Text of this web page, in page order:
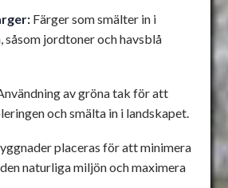
Färger som smälter in i
såsom jordtoner och havsblå
av gröna tak för att
och smälta in i landskapet.
placeras för att minimera
naturliga miljön och maximera